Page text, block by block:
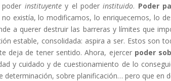
instituyentey el poderinstituido. Poder
existía, lo modificamos, lo enriquecemos, lo
a querer destruir las barreras y límites que
estable, consolidada: aspira a ser. Estos son
deja de tener sentido. Ahora, ejercer poder
y cuidado y de cuestionamiento de lo
determinación, sobre planificación… pero que en